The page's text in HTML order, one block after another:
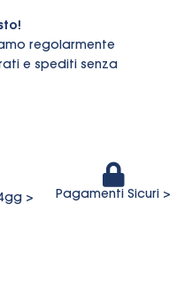
regolarmente
e spediti senza
> Pagamenti Sicuri >